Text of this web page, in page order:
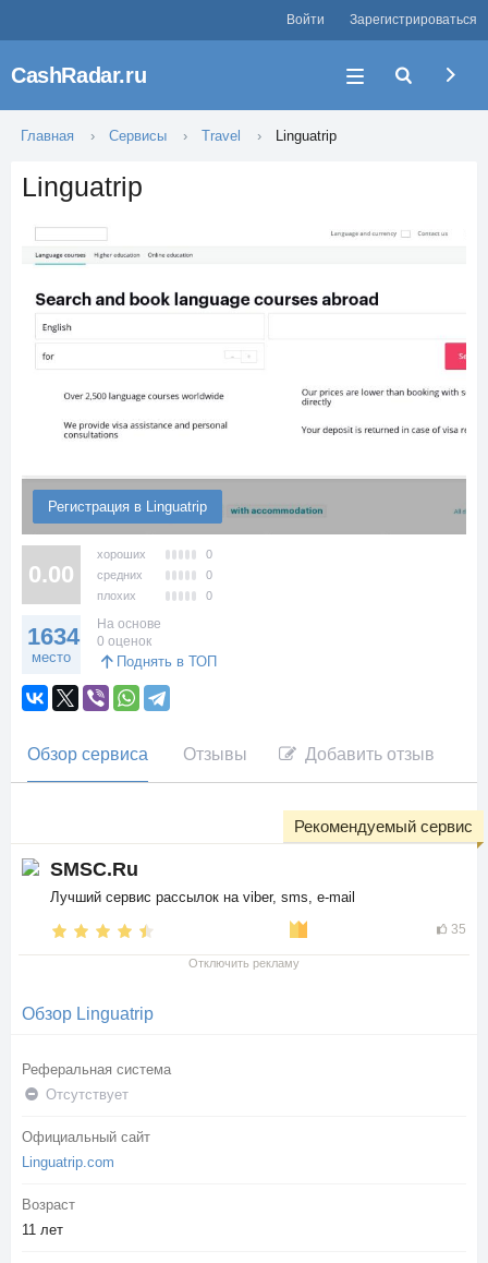
Войти Зарегистрироваться
CashRadar.ru
Главная Сервисы Travel Linguatrip
Linguatrip
Регистрация в Linguatrip
0.00
хороших
0
средних
0
плохих
0
1634
место
На основе
0 оценок
Поднять в ТОП
Обзор сервиса Отзывы Добавить отзыв
SMSC.Ru
Лучший сервис рассылок на viber, sms, e-mail
35
Рекомендуемый сервис
Отключить рекламу
Обзор Linguatrip
Реферальная система
Отсутствует
Официальный сайт
Linguatrip.com
Возраст
11 лет